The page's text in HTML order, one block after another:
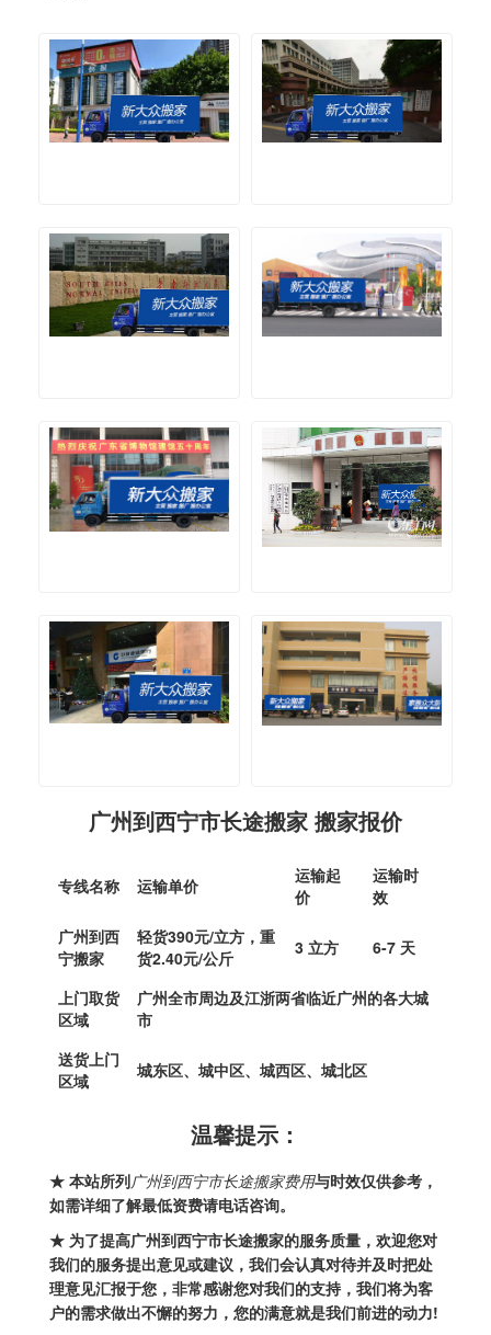
广州到西宁市长途搬家 搬家报价
专线名称 运输单价
运输起
价
运输时
效
广州到西
宁搬家
轻货390元/立方，重
货2.40元/公斤
3 立方 6-7 天
上门取货
区域
广州全市周边及江浙两省临近广州的各大城
市
送货上门
区域
城东区、城中区、城西区、城北区
温馨提示：
★ 本站所列广州到西宁市长途搬家费用与时效仅供参考，
如需详细了解最低资费请电话咨询。
★ 为了提高广州到西宁市长途搬家的服务质量，欢迎您对
我们的服务提出意见或建议，我们会认真对待并及时把处
理意见汇报于您，非常感谢您对我们的支持，我们将为客
户的需求做出不懈的努力，您的满意就是我们前进的动力!